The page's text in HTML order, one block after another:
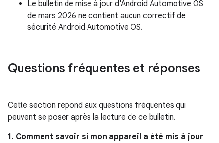
Le bulletin de mise à jour d'Android Automotive OS
de mars 2026 ne contient aucun correctif de
sécurité Android Automotive OS.
Questions fréquentes et réponses
Cette section répond aux questions fréquentes qui
peuvent se poser après la lecture de ce bulletin.
1. Comment savoir si mon appareil a été mis à jour